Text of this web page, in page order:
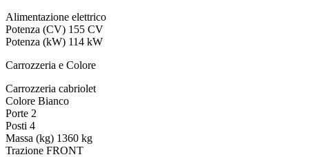
Alimentazione elettrico
Potenza (CV) 155 CV
Potenza (kW) 114 kW
Carrozzeria e Colore
Carrozzeria cabriolet
Colore Bianco
Porte 2
Posti 4
Massa (kg) 1360 kg
Trazione FRONT